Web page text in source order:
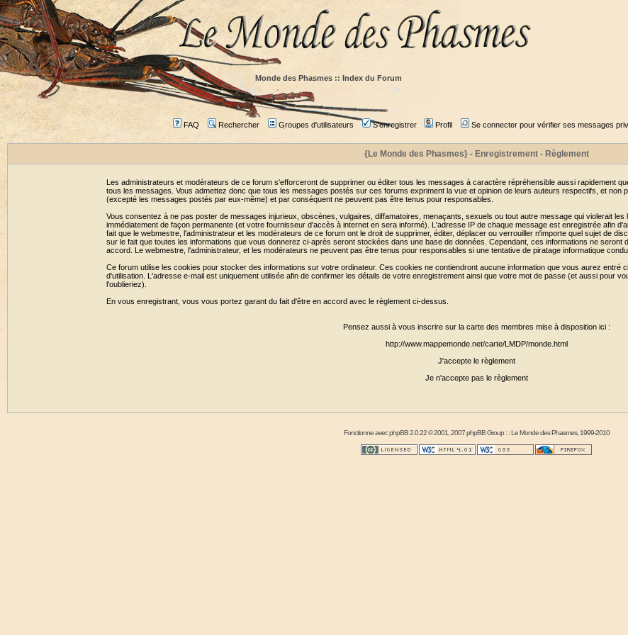
Monde des Phasmes :: Index du Forum
FAQ Rechercher Groupes d'utilisateurs S'enregistrer Profil Se connecter pour vérifier ses messages
{Le Monde des Phasmes} - Enregistrement - Règlement
Les administrateurs et modérateurs de ce forum s'efforceront de supprimer ou éditer tous les messages à caractère répréhensible aussi rapidement
tous les messages. Vous admettez donc que tous les messages postés sur ces forums expriment la vue et opinion de leurs auteurs respectifs, et non
(excepté les messages postés par eux-même) et par conséquent ne peuvent pas être tenus pour responsables.
Vous consentez à ne pas poster de messages injurieux, obscènes, vulgaires, diffamatoires, menaçants, sexuels ou tout autre message qui violerait
immédiatement de façon permanente (et votre fournisseur d'accès à internet en sera informé). L'adresse IP de chaque message est enregistrée afin
fait que le webmestre, l'administrateur et les modérateurs de ce forum ont le droit de supprimer, éditer, déplacer ou verrouiller n'importe quel sujet de
sur le fait que toutes les informations que vous donnerez ci-après seront stockées dans une base de données. Cependant, ces informations ne
accord. Le webmestre, l'administrateur, et les modérateurs ne peuvent pas être tenus pour responsables si une tentative de piratage informatique
Ce forum utilise les cookies pour stocker des informations sur votre ordinateur. Ces cookies ne contiendront aucune information que vous aurez entré
d'utilisation. L'adresse e-mail est uniquement utilisée afin de confirmer les détails de votre enregistrement ainsi que votre mot de passe (et aussi pour
l'oublieriez).
En vous enregistrant, vous vous portez garant du fait d'être en accord avec le règlement ci-dessus.
Pensez aussi à vous inscrire sur la carte des membres mise à disposition ici :
http://www.mappemonde.net/carte/LMDP/monde.html
J'accepte le règlement
Je n'accepte pas le règlement
Fonctionne avecphpBB2.0.22 © 2001, 2007 phpBB Group : :Le Monde des Phasmes, 1999-2010